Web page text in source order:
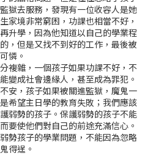
獄去服務，發現有一位收容人是她
家境非常窮困，功課也相當不好，
升學，因為他知道以自己的學業程
，但是又找不到好的工作，最後被
憐。
複雜，一個孩子如果功課不好，不
變成社會邊緣人，甚至成為罪犯。
安，孩子如果被關進監獄，魔鬼一
希望主日學的教育失敗；我們應該
弱勢的孩子。保護弱勢的孩子不能
要使他們對自己的前途充滿信心。
勢孩子的學業問題，不能因為忽略
得逞。